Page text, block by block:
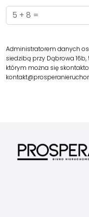
Administratorem danych
siedzibą przy Dąbrowa
którym można się